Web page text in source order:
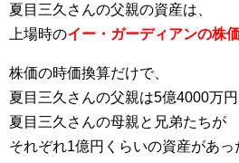
夏目三久さんの父親の資産は、
上場時のイー・ガーディアンの株
株価の時価換算だけで、
夏目三久さんの父親は5億4000万円
夏目三久さんの母親と兄弟たちが
それぞれ1億円くらいの資産があっ